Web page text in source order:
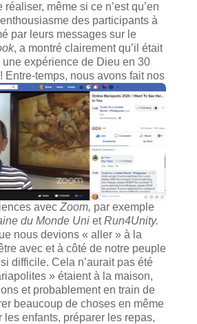
même si ce n’est qu’en
des participants à
par leurs messages sur le
, a montré clairement qu’il était
expérience de Dieu en 30
Entre-temps, nous avons fait nos
avec Zoom, par exemple
du Monde UnietRun4Unity.
nous devions « aller » à la
avec et à côté de notre peuple
difficile. Cela n’aurait pas été
» étaient à la maison,
et probablement en train de
beaucoup de choses en même
les enfants, préparer les repas,